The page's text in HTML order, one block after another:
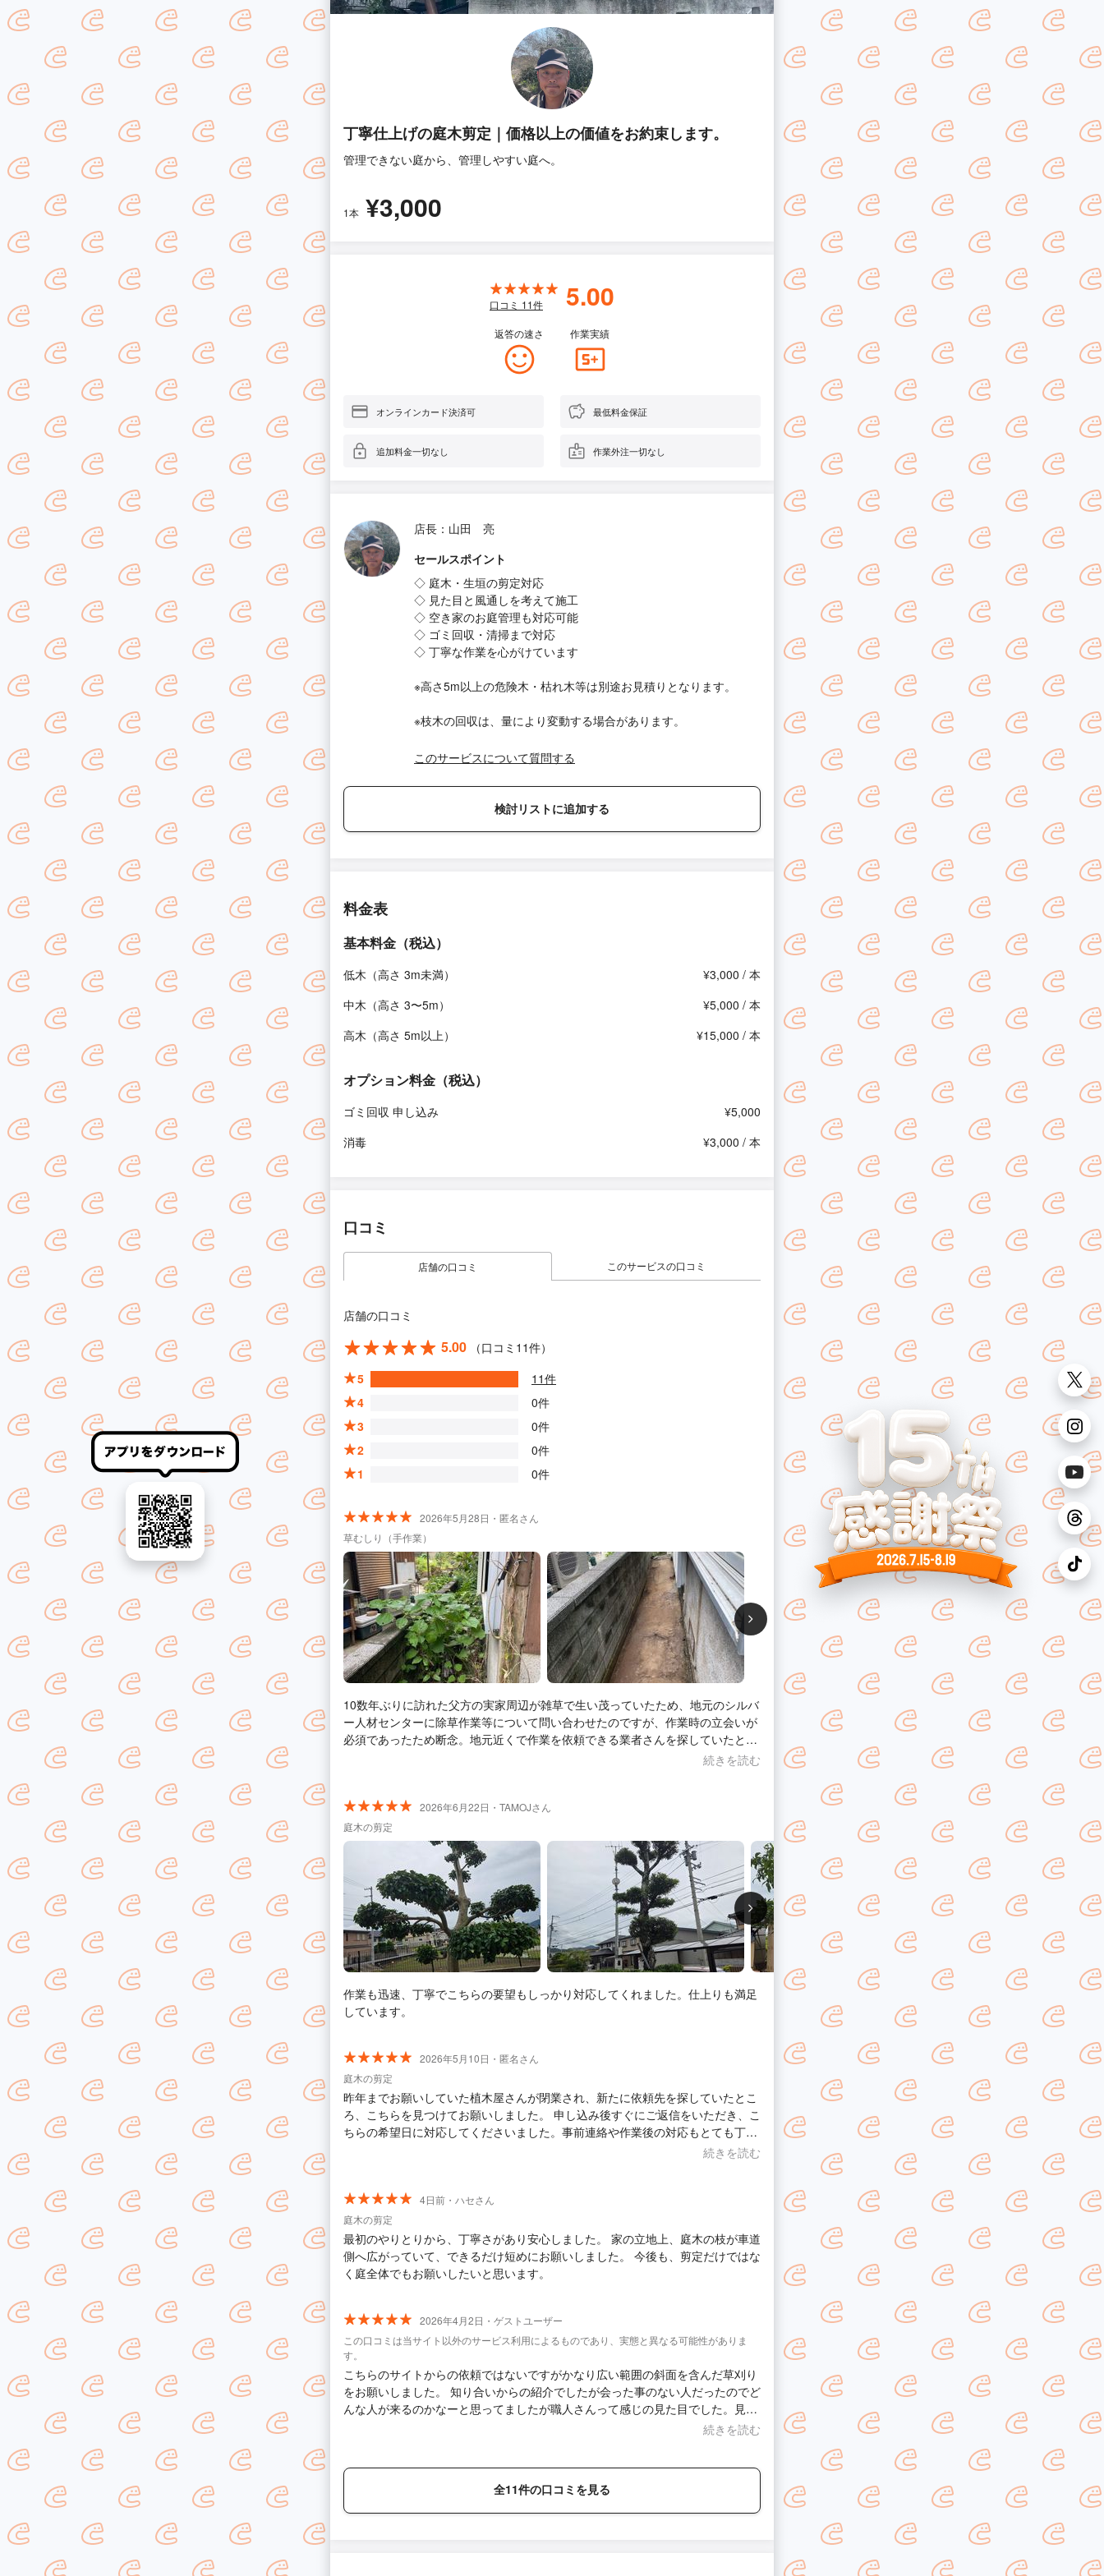
丁寧仕上げの庭木剪定｜価格以上の価値をお約束します。
管理できない庭から、管理しやすい庭へ。
1本 ¥3,000
口コミ 11件 5.00
返答の速さ 作業実績
オンラインカード決済可 最低料金保証
追加料金一切なし 作業外注一切なし
店長：山田 亮
セールスポイント
◇ 庭木・生垣の剪定対応
◇ 見た目と風通しを考えて施工
◇ 空き家のお庭管理も対応可能
◇ ゴミ回収・清掃まで対応
◇ 丁寧な作業を心がけています
※高さ5m以上の危険木・枯れ木等は別途お見積りとなります。
※枝木の回収は、量により変動する場合があります。
このサービスについて質問する
検討リストに追加する
料金表
基本料金（税込）
低木（高さ 3m未満）
¥3,000 / 本
中木（高さ 3〜5m）
¥5,000 / 本
高木（高さ 5m以上）
¥15,000 / 本
オプション料金（税込）
ゴミ回収 申し込み
¥5,000
消毒
¥3,000 / 本
口コミ
店舗の口コミ このサービスの口コミ
店舗の口コミ
5.00
（口コミ11件）
5
11件
4
0件
3
0件
2
0件
1
0件
2026年5月28日・匿名さん
草むしり（手作業）
10数年ぶりに訪れた父方の実家周辺が雑草で生い茂っていたため、地元のシルバ
ー人材センターに除草作業等について問い合わせたのですが、作業時の立会いが
必須であったため断念。地元近くで作業を依頼できる業者さんを探していたとこ
ろ、南予管理サービス様にお願いすることができました。依頼主は父の代理で遠
もりを提示していただきました。メッセージでの交渉も迅速かつ丁寧な対応で好
感を覚えましたが、作業完了報告書に添えられた作業前後の現場写真を確認して
みても大変綺麗で満足できる仕上がりでした。また、いくつか我が儘なお願い
（不用品の処理等）をしたと自覚しているのですが、それらも快く引き受けてく
ださりとても感謝しています。最初は遠方からの依頼ということもあり不安も感
じましたが、終わってみれば南予管理サービス様に依頼してよかったと本当に思
います。
続きを読む
2026年6月22日・TAMOJさん
庭木の剪定
作業も迅速、丁寧でこちらの要望もしっかり対応してくれました。仕上りも満足
しています。
2026年5月10日・匿名さん
庭木の剪定
昨年までお願いしていた植木屋さんが閉業され、新たに依頼先を探していたとこ
ろ、こちらを見つけてお願いしました。 申し込み後すぐにご返信をいただき、こ
ちらの希望日に対応してくださいました。事前連絡や作業後の対応もとても丁寧
点的に整えてほしい」という希望をしっかり聞いてくださりつつ、木の状態を見
ながら「今後の管理を考えるとこうした方が良い」と、切る前に都度提案してく
ださったのもとても信頼できました。 また、来年以降のメンテナンス費用も抑え
やすいように剪定してくださるなど、先を見据えて作業していただけたのも嬉し
かったです。 作業後の片付けも本当に完璧で、枝葉だけでなく草や落ち葉までき
続きを読む
4日前・ハセさん
庭木の剪定
最初のやりとりから、丁寧さがあり安心しました。 家の立地上、庭木の枝が車道
側へ広がっていて、できるだけ短めにお願いしました。 今後も、剪定だけではな
く庭全体でもお願いしたいと思います。
2026年4月2日・ゲストユーザー
この口コミは当サイト以外のサービス利用によるものであり、実態と異なる可能性がありま
す。
こちらのサイトからの依頼ではないですがかなり広い範囲の斜面を含んだ草刈り
をお願いしました。 知り合いからの紹介でしたが会った事のない人だったのでど
んな人が来るのかなーと思ってましたが職人さんって感じの見た目でした。見た
目通りテキパキと草刈り機で綺麗にしてもらいました。 その後は毎年2回お願い
続きを読む
全11件の口コミを見る